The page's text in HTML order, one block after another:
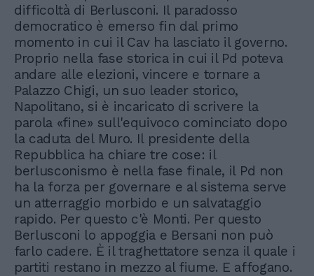
difficoltà di Berlusconi. Il paradosso
democratico è emerso fin dal primo
momento in cui il Cav ha lasciato il governo.
Proprio nella fase storica in cui il Pd poteva
andare alle elezioni, vincere e tornare a
Palazzo Chigi, un suo leader storico,
Napolitano, si è incaricato di scrivere la
parola «fine» sull'equivoco cominciato dopo
la caduta del Muro. Il presidente della
Repubblica ha chiare tre cose: il
berlusconismo è nella fase finale, il Pd non
ha la forza per governare e al sistema serve
un atterraggio morbido e un salvataggio
rapido. Per questo c'è Monti. Per questo
Berlusconi lo appoggia e Bersani non può
farlo cadere. È il traghettatore senza il quale i
partiti restano in mezzo al fiume. E affogano.